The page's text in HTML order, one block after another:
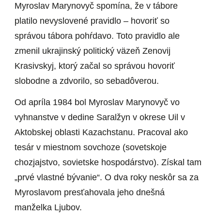
Myroslav Marynovyč spomína, že v tábore
platilo nevyslovené pravidlo – hovoriť so
správou tábora pohŕdavo. Toto pravidlo ale
zmenil ukrajinský politický väzeň Zenovij
Krasivskyj, ktorý začal so správou hovoriť
slobodne a zdvorilo, so sebadôverou.
Od apríla 1984 bol Myroslav Marynovyč vo
vyhnanstve v dedine Saralžyn v okrese Uil v
Aktobskej oblasti Kazachstanu. Pracoval ako
tesár v miestnom sovchoze (sovetskoje
chozjajstvo, sovietske hospodárstvo). Získal tam
„prvé vlastné bývanie“. O dva roky neskôr sa za
Myroslavom presťahovala jeho dnešná
manželka Ljubov.